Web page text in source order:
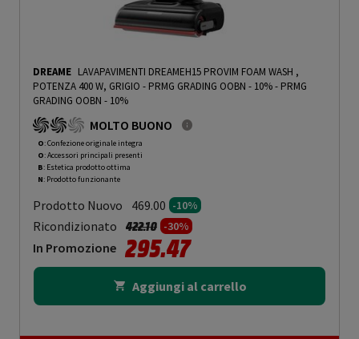
DREAME LAVAPAVIMENTI DREAMEH15 PROVIM FOAM WASH ,
POTENZA 400 W, GRIGIO - PRMG GRADING OOBN - 10%- PRMG
GRADING OOBN - 10%
MOLTO BUONO
O: Confezione originale integra
O: Accessori principali presenti
B: Estetica prodotto ottima
N: Prodotto funzionante
Prodotto Nuovo 469.00 -10%
Ricondizionato Prezzo ridotto da
422.10a-30%
In Promozione 295.47
Aggiungi al carrello